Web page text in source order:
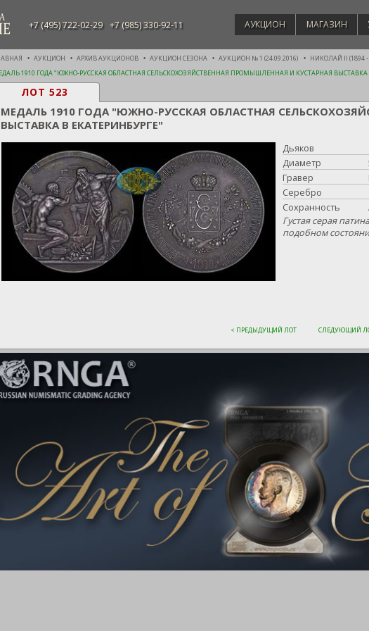
+7 (495) 722-02-29 +7 (985) 330-92-11 АУКЦИОН МАГАЗИН
АУКЦИОН АРХИВ АУКЦИОНОВ АУКЦИОН СЕЗОНА АУКЦИОН № 1 (24.09.2016)
НИКОЛАЙ II (1894 -
1910 ГОДА "ЮЖНО-РУССКАЯ ОБЛАСТНАЯ СЕЛЬСКОХОЗЯЙСТВЕННАЯ ПРОМЫШЛЕННАЯ И КУСТАРНАЯ ВЫСТАВКА
ЛОТ 523
МЕДАЛЬ 1910 ГОДА "ЮЖНО-РУССКАЯ ОБЛАСТНАЯ
ВЫСТАВКА В ЕКАТЕРИНБУРГЕ"
Дьяков
Диаметр
Гравер
Серебро
Сохранность
Густая серая
подобном
< ПРЕДЫДУЩИЙ ЛОТ СЛЕДУЮЩИЙ